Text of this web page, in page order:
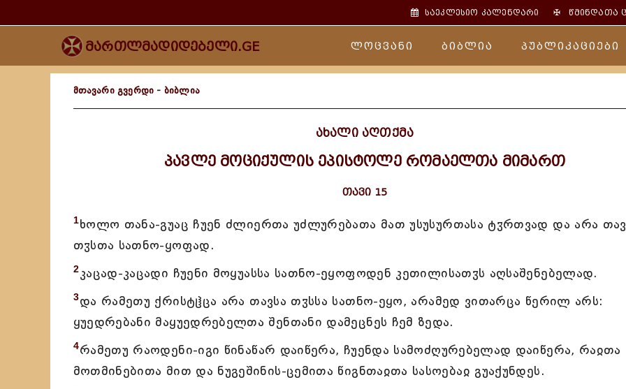
საეკლესიო კალენდარი ✠წმინდათა
მართლმადიდებელი.GE ლოცვანი ბიბლია პუბლიკაციები
მთავარი გვერდი - ბიბლია
ახალი აღთქმა
პავლე მოციქულის ეპისტოლე რომაელთა მიმართ
თავი 15
1ხოლო თანა-გუაც ჩუენ ძლიერთა უძლურებათა მათ უსუსურთასა ტჳრთვად და არა
თჳსთა სათნო-ყოფად.
2კაცად-კაცადი ჩუენი მოყუასსა სათნო-ეყოფოდენ კეთილისათჳს აღსაშენებელად.
3და რამეთუ ქრისტჱცა არა თავსა თჳსსა სათნო-ეყო, არამედ ვითარცა წერილ არს:
ყუედრებანი მაყუედრებელთა შენთანი დამეცნეს ჩემ ზედა.
4რამეთუ რაოდენი-იგი წინაწარ დაიწერა, ჩუენდა სამოძღურებელად დაიწერა, რაჲთა
მოთმინებითა მით და ნუგეშინის-ცემითა წიგნთაჲთა სასოებაჲ გუაქუნდეს.